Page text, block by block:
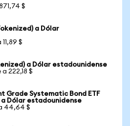
$
a Dólar
$
a Dólar estadounidense
222,18 $
Grade Systematic Bond ETF
a Dólar estadounidense
44,64 $